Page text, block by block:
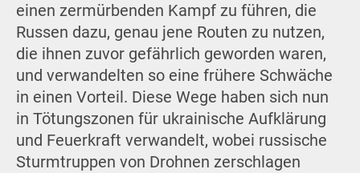
einen zermürbenden Kampf zu führen, die
Russen dazu, genau jene Routen zu nutzen,
die ihnen zuvor gefährlich geworden waren,
und verwandelten so eine frühere Schwäche
in einen Vorteil. Diese Wege haben sich nun
in Tötungszonen für ukrainische Aufklärung
und Feuerkraft verwandelt, wobei russische
Sturmtruppen von Drohnen zerschlagen